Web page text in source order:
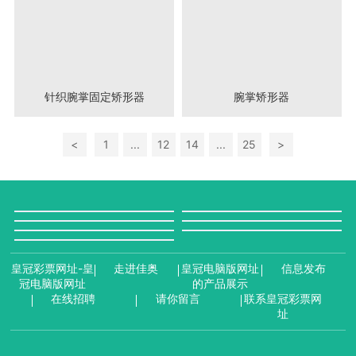
针织腕掌固定矫形器 腕掌矫形器
< 1 ... 12 14 ... 25 >
皇冠彩票网址-皇
冠电脑版网址
走进佳奥
皇冠电脑版网址
的产品展示
信息发布
在线招聘 请你留言
联系皇冠彩票网
址